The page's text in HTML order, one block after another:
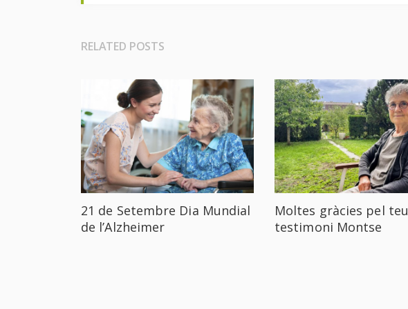
RELATED POSTS
21 de Setembre Dia Mundial
de l’Alzheimer
Moltes gràcies pel teu
testimoni Montse